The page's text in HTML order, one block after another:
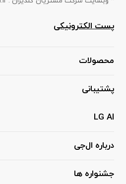
پست الکترونیکی
محصولات
پشتیبانی
LG AI
درباره ال‌جی
جشنواره ها